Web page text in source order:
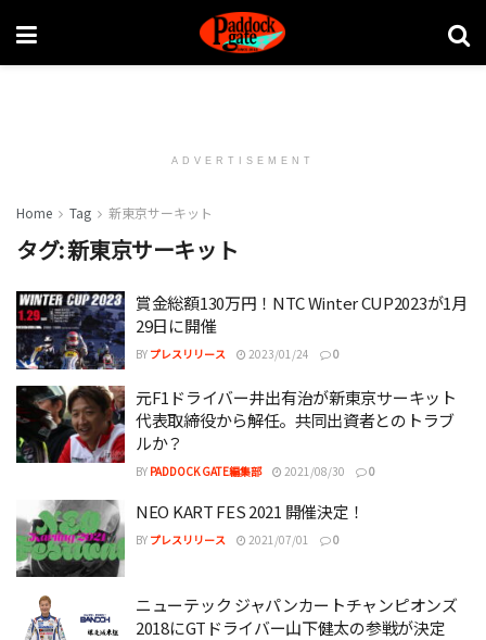
ADVERTISEMENT
Home Tag 新東京サーキット
タグ:新東京サーキット
賞金総額130万円！NTC Winter CUP2023が1月
29日に開催
BY プレスリリース 2023/01/24 0
元F1ドライバー井出有治が新東京サーキット
代表取締役から解任。共同出資者とのトラブ
ルか？
BY PADDOCK GATE編集部 2021/08/30 0
NEO KART FES 2021 開催決定！
BY プレスリリース 2021/07/01 0
ニューテック ジャパンカートチャンピオンズ
2018にGTドライバー山下健太の参戦が決定